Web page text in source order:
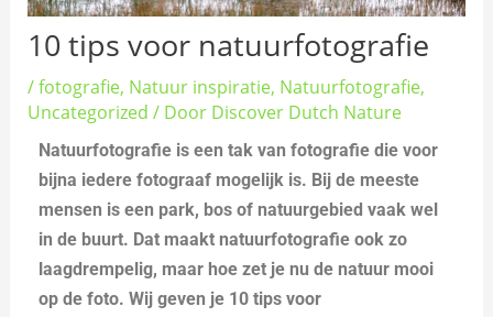
10 tips voor natuurfotografie
/fotografie, Natuur inspiratie, Natuurfotografie,
Uncategorized / Door Discover Dutch Nature
Natuurfotografie is een tak van fotografie die voor
bijna iedere fotograaf mogelijk is. Bij de meeste
mensen is een park, bos of natuurgebied vaak wel
in de buurt. Dat maakt natuurfotografie ook zo
laagdrempelig, maar hoe zet je nu de natuur mooi
op de foto. Wij geven je 10 tips voor